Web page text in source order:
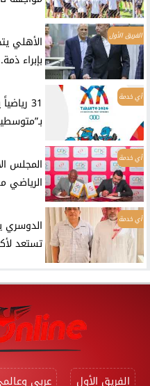
الفريق الأول
الأهلي
بإبراء
أي خدمة
31
أي خدمة
المجلس
الرياضي
أي خدمة
الدوسري
تستعد
الفريق الأول عربي